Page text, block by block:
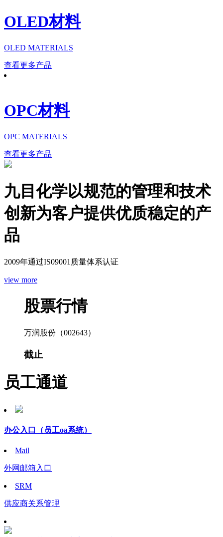
OLED材料
OLED MATERIALS
查看更多产品
OPC材料
OPC MATERIALS
查看更多产品
九目化学以规范的管理和技术
创新为客户提供优质稳定的产
品
2009年通过IS09001质量体系认证
view more
股票行情
万润股份（002643）
截止
员工通道
办公入口 （员工oa系统）
Mail
外网邮箱入口
SRM
供应商关系管理